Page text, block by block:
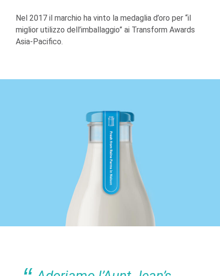
Nel 2017 il marchio ha vinto la medaglia d’oro per “il
miglior utilizzo dell’imballaggio” ai Transform Awards
Asia-Pacifico.